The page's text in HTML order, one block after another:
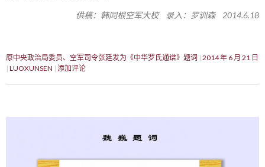
供稿：韩同根空军大校 录入：罗训森 2014.6.18
原中央政治局委员、空军司令张廷发为《中华罗氏通谱》题词 2014 年 6 月 21 日
LUOXUNSEN 添加评论